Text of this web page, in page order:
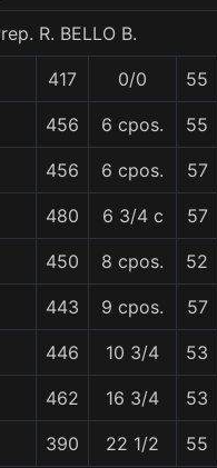
R. BELLO B.
417 0/0 55
456 6 cpos. 55
456 6 cpos. 57
480 6 3/4 c 57
450 8 cpos. 52
443 9 cpos. 57
446 10 3/4 53
462 16 3/4 53
390 22 1/2 55